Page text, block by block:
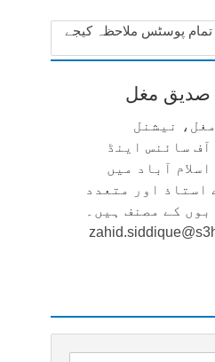
تمام پوسٹس ملاحظہ کیجے
صدیق مغل
نیشنل
سائنس اینڈ
آباد میں
استاذ اور متعدد
کے مصنف ہیں۔